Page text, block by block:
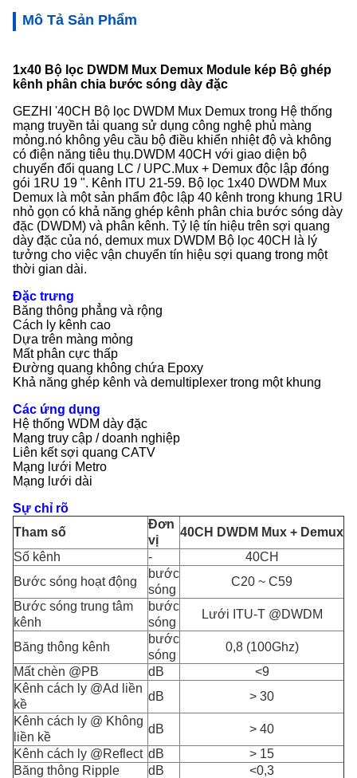
Mô Tả Sản Phẩm
1x40 Bộ lọc DWDM Mux Demux Module kép Bộ ghép
kênh phân chia bước sóng dày đặc
GEZHI '40CH Bộ lọc DWDM Mux Demux trong Hệ thống
mạng truyền tải quang sử dụng công nghệ phủ màng
mỏng.nó không yêu cầu bộ điều khiển nhiệt độ và không
có điện năng tiêu thụ.DWDM 40CH với giao diện bộ
chuyển đổi quang LC / UPC.Mux + Demux độc lập đóng
gói 1RU 19 ". Kênh ITU 21-59. Bộ lọc 1x40 DWDM Mux
Demux là một sản phẩm độc lập 40 kênh trong khung 1RU
nhỏ gọn có khả năng ghép kênh phân chia bước sóng dày
đặc (DWDM) và phân kênh. Tỷ lệ tín hiệu trên sợi quang
dày đặc của nó, demux mux DWDM Bộ lọc 40CH là lý
tưởng cho việc vận chuyển tín hiệu sợi quang trong một
thời gian dài.
Đặc trưng
Băng thông phẳng và rộng
Cách ly kênh cao
Dựa trên màng mỏng
Mất phân cực thấp
Đường quang không chứa Epoxy
Khả năng ghép kênh và demultiplexer trong một khung
Các ứng dụng
Hệ thống WDM dày đặc
Mạng truy cập / doanh nghiệp
Liên kết sợi quang CATV
Mạng lưới Metro
Mạng lưới dài
Sự chỉ rõ
Tham số
Đơn
vị
40CH DWDM Mux + Demux
Số kênh
-
40CH
Bước sóng hoạt động
bước
sóng
C20 ~ C59
Bước sóng trung tâm
kênh
bước
sóng
Lưới ITU-T @DWDM
Băng thông kênh
bước
sóng
0,8 (100Ghz)
Mất chèn @PB
dB
<9
Kênh cách ly @Ad liền
kề
dB
> 30
Kênh cách ly @ Không
liền kề
dB
> 40
Kênh cách ly @Reflect dB
> 15
Băng thông Ripple
dB
<0,3